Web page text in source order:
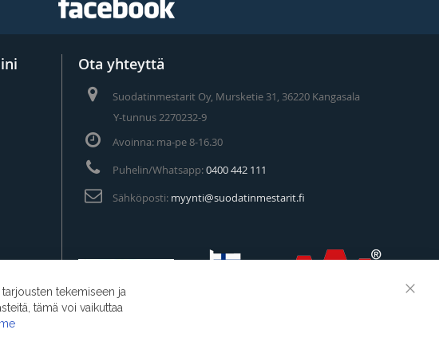
Ota yhteyttä
Suodatinmestarit Oy, Mursketie 31, 36220 Kangasala
Y-tunnus 2270232-9
Avoinna: ma-pe 8-16.30
Puhelin/Whatsapp:0400 442 111
Sähköposti: myynti@suodatinmestarit.fi
tekemiseen ja
tämä voi vaikuttaa